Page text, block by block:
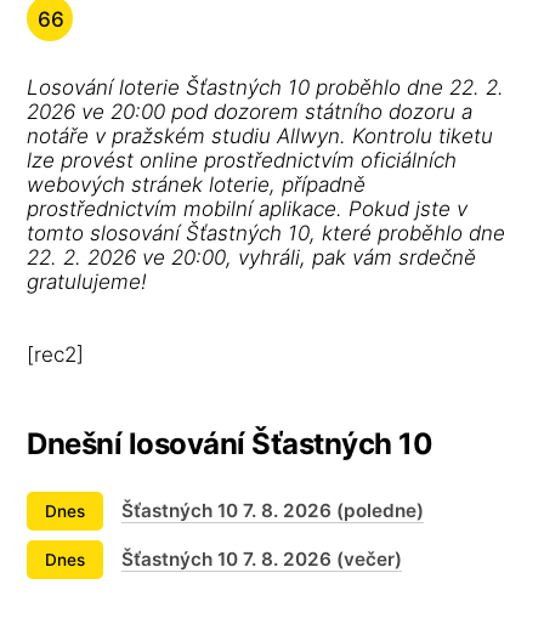
66
Losování loterie Šťastných 10 proběhlo dne 22. 2.
2026 ve 20:00 pod dozorem státního dozoru a
notáře v pražském studiu Allwyn. Kontrolu tiketu
lze provést online prostřednictvím oficiálních
webových stránek loterie, případně
prostřednictvím mobilní aplikace. Pokud jste v
tomto slosování Šťastných 10, které proběhlo dne
22. 2. 2026 ve 20:00, vyhráli, pak vám srdečně
gratulujeme!
[rec2]
Dnešní losování Šťastných 10
Dnes Šťastných 10 7. 8. 2026 (poledne)
Dnes Šťastných 10 7. 8. 2026 (večer)